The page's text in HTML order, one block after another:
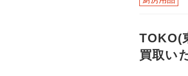
TOKO(
買取い